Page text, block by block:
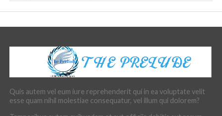
Quis autem vel eum iure reprehenderit qui in ea voluptate velit
esse quam nihil molestiae consequatur, vel illum qui dolorem?